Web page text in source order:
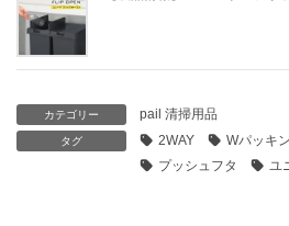
カテゴリー pail 清掃用品
タグ 2WAY Wパッキン
プッシュフタ
ユ